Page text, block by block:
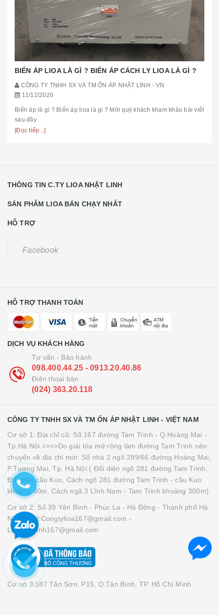
BIẾN ÁP LIOA LÀ GÌ ? BIẾN ÁP CÁCH LY LIOA LÀ GÌ ?
CÔNG TY TNHH SX VÀ TM ỔN ÁP NHẬT LINH - VN
11/12/2020
Biến áp là gì ? Biến áp lioa là gì ? Mời quý khách kham khảo bài viết
sau đây
[Đọc tiếp...]
THÔNG TIN C.TY LIOA NHẬT LINH
SẢN PHẨM LIOA BÁN CHẠY NHẤT
HỖ TRỢ
Facebook
HỖ TRỢ THANH TOÁN
DỊCH VỤ KHÁCH HÀNG
Tư vấn - Bảo hành
098.400.44.25 - 0913.20.40.86
Điện thoại bàn
(024) 363.20.118
CÔNG TY TNHH SX VÀ TM ỔN ÁP NHẬT LINH - VIỆT NAM
Cơ sở 1: Địa chỉ cũ: Số 167 đường Tam Trinh - Q.Hoàng Mai -
Tp.Hà Nội >>>>Do giải tỏa mở rộng làm đường Tam Trinh nên
chuyển về địa chỉ mới: Số nhà 2 ngõ 299/66 đường Hoàng Mai,
P.Tương Mai, Tp. Hà Nội ( Đối diện ngõ 281 đường Tam Trinh,
Đối diện cầu Kuo, Cách ngõ 281 đường Tam Trinh - cầu Kuo
khoảng 40m. Cách ngã 3 Lĩnh Nam - Tam Trinh khoảng 300m)
Cơ sở 2: Số 39 Yên Bình - Phúc La - Hà Đông - Thành phố Hà
Nội Gmail:Congtylioa167@gmail.com -
Lioanhatlinh167@gmail.com
Cơ sở 3:187 Tân Sơn, P15, Q.Tân Bình, TP. Hồ Chí Minh